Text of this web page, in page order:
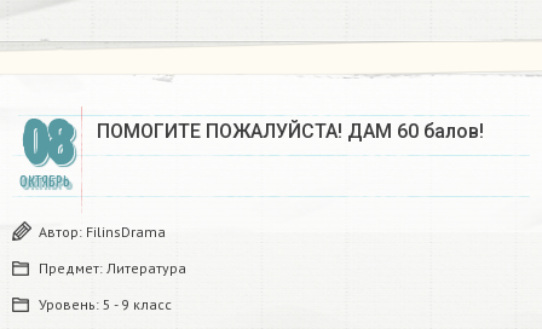
08
ОКТЯБРЬ
ПОМОГИТЕ ПОЖАЛУЙСТА! ДАМ 60 балов!
Автор: FilinsDrama
Предмет: Литература
Уровень: 5 - 9 класс